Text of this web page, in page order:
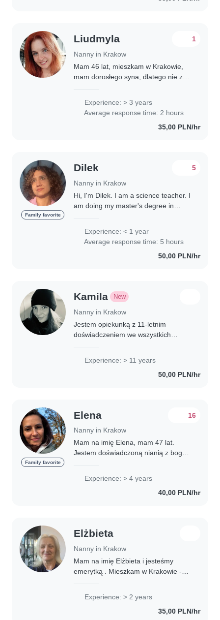
Liudmyla
Nanny in Krakow
1
Mam 46 lat, mieszkam w Krakowie,
mam dorosłego syna, dlatego nie z
Ukrainie, miała doświadczenie w
pracy z dziećmi...
Experience: > 3 years
Average response time: 2 hours
35,00 PLN/hr
Family favorite
Dilek
Nanny in Krakow
5
Hi, I'm Dilek. I am a science teacher. I
am doing my master's degree in
eater. I love children very much and..
Experience: < 1 year
Average response time: 5 hours
50,00 PLN/hr
Kamila New
Nanny in Krakow
Jestem opiekunką z 11-letnim
doświadczeniem we wszystkich
z zakresu żywienia oraz umiejętności
Experience: > 11 years
50,00 PLN/hr
Family favorite
Elena
Nanny in Krakow
16
Mam na imię Elena, mam 47 lat.
Jestem doświadczoną nianią z bogatą
bezpieczną i stymulującą opiekę.
Experience: > 4 years
40,00 PLN/hr
Elżbieta
Nanny in Krakow
Mam na imię Elżbieta i jesteśmy
emerytką . Mieszkam w Krakowie -
chłopcami 1,5 -5. Uwielbiam pracę z
Experience: > 2 years
35,00 PLN/hr